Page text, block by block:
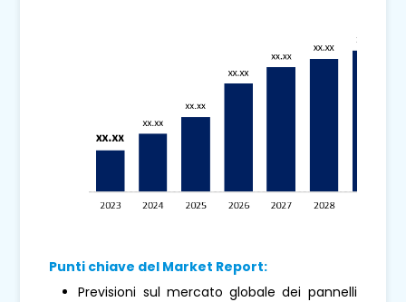
Punti chiave del Market Report:
Previsioni sul mercato globale dei pannelli